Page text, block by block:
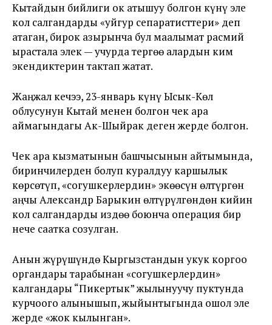
Кытайдын бийлиги ок атышуу болгон күнү эле
кол салгандарды «уйгур сепаратисттери» деп
атаган, бирок азырынча бул маалымат расмий
ырастала элек — учурда тергөө алардын ким
экендиктерин тактап жатат.
Жаңжал кечээ, 23-январь күнү Ысык-Көл
облусунун Кытай менен болгон чек ара
аймагындагы Ак-Шыйрак деген жерде болгон.
Чек ара кызматынын башчысынын айтымында,
биринчилерден болуп куралдуу каршылык
көрсөтүп, «согушкерлердин» экөөсүн өлтүргөн
аңчы Александр Барыкин өлтүрүлгөндөн кийин
кол салгандарды издөө боюнча операция бир
нече саатка созулган.
Анын жүрүшүндө Кыргызстандын укук коргоо
органдары тарабынан «согушкерлердин»
калгандары “Пикертык” жылынуучу пуктунда
курчоого алынышып, жыйынтыгында ошол эле
жерде «жок кылынган».